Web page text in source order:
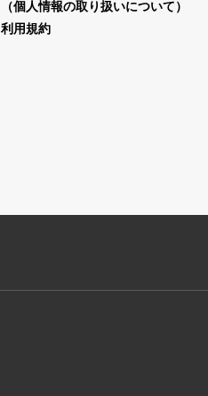
（個人情報の取り扱いについて）
利用規約